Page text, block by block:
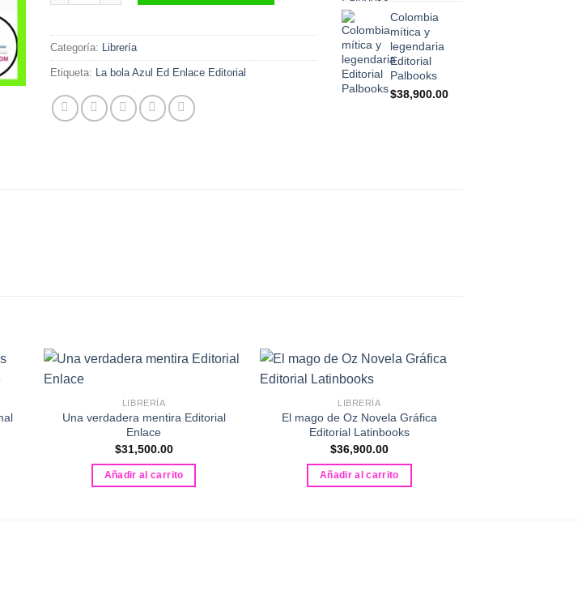
Categoría: Librería
Etiqueta: La bola Azul Ed Enlace Editorial
Colombia
mítica y
legendaria
Editorial
Palbooks
$38,900.00
LIBRERÍA
Una verdadera mentira Editorial
Enlace
$31,500.00
Añadir al carrito
LIBRERÍA
El mago de Oz Novela Gráfica
Editorial Latinbooks
$36,900.00
Añadir al carrito